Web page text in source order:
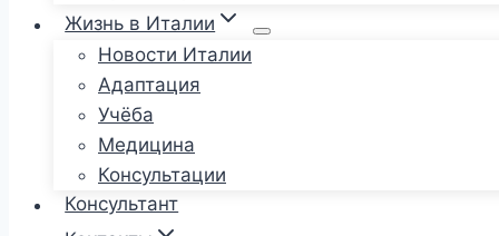
Жизнь в Италии
Новости Италии
Адаптация
Учёба
Медицина
Консультации
Консультант